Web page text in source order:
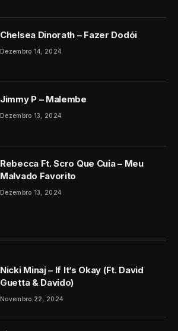
Chelsea Dinorath – Fazer Dodói
Dezembro 14, 2024
Jimmy P – Malembe
Dezembro 13, 2024
Rebecca Ft. Scro Que Cuia – Meu
Malvado Favorito
Dezembro 13, 2024
Nicki Minaj – If It’s Okay (Ft. David
Guetta & Davido)
Novembro 22, 2024